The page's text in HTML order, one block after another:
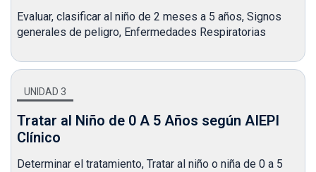
Evaluar, clasificar al niño de 2 meses a 5 años, Signos
generales de peligro, Enfermedades Respiratorias
UNIDAD 3
Tratar al Niño de 0 A 5 Años según AIEPI
Clínico
Determinar el tratamiento, Tratar al niño o niña de 0 a 5